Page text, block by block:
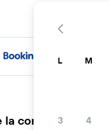
comunidad
L M
3 4